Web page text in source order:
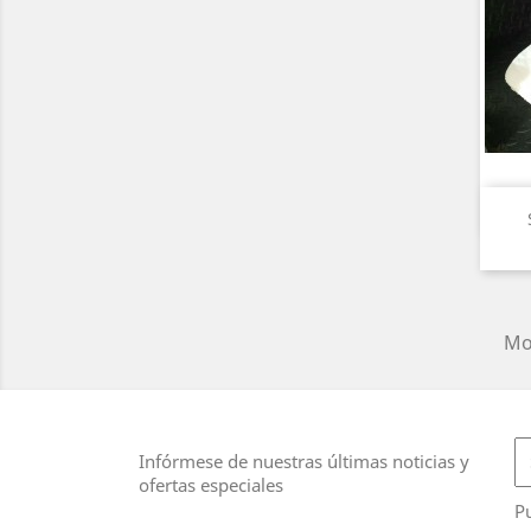
Infórmese de nuestras últimas noticias y
ofertas especiales